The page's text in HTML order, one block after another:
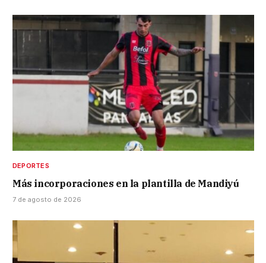
DEPORTES
Más incorporaciones en la plantilla de Mandiyú
7 de agosto de 2026